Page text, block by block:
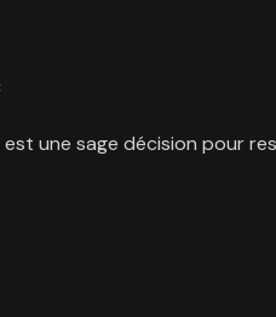
une sage décision pour